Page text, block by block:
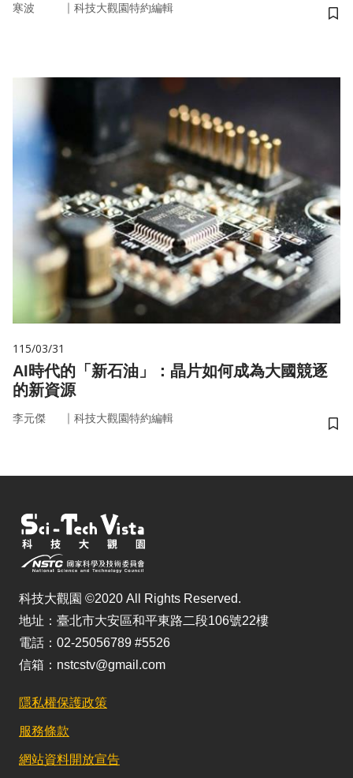
寒波 ｜ 科技大觀園特約編輯
儲
115/03/31
AI時代的「新石油」：晶片如何成為大國競逐
的新資源
李元傑 ｜ 科技大觀園特約編輯
儲
科技大觀園 ©2020 All Rights Reserved.
地址：臺北市大安區和平東路二段106號22樓
電話：02-25056789 #5526
信箱：nstcstv@gmail.com
隱私權保護政策
服務條款
網站資料開放宣告